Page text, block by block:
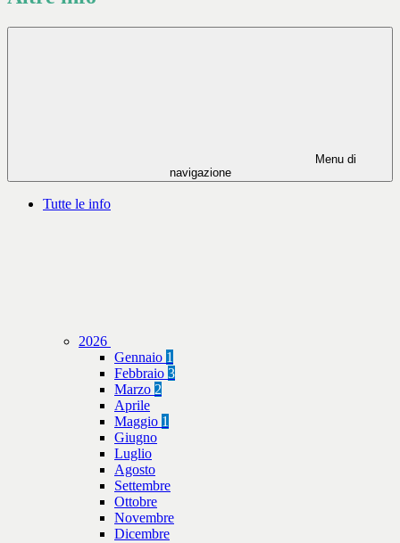
Menu di
navigazione
Tutte le info
2026
Gennaio 1
Febbraio 3
Marzo 2
Aprile
Maggio 1
Giugno
Luglio
Agosto
Settembre
Ottobre
Novembre
Dicembre